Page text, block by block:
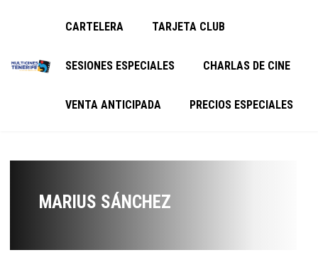
CARTELERA TARJETA CLUB
SESIONES ESPECIALES CHARLAS DE CINE
VENTA ANTICIPADA PRECIOS ESPECIALES
MARIUS SÁNCHEZ